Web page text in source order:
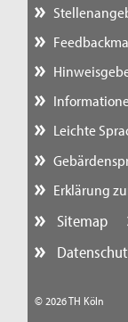
Leichte
Erklärung
Sitemap
© 2026 TH Köln